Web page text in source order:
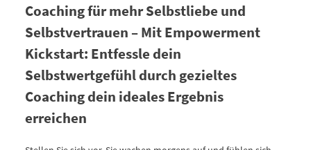
Coaching für mehr Selbstliebe und
Selbstvertrauen – Mit Empowerment
Kickstart: Entfessle dein
Selbstwertgefühl durch gezieltes
Coaching dein ideales Ergebnis
erreichen